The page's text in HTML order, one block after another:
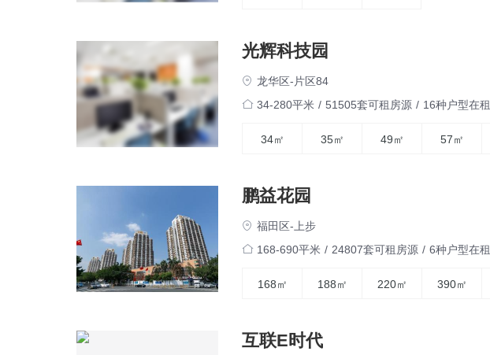
光辉科技园
龙华区-片区84
34-280平米 / 51505套可租房源 / 16种户型在租
34㎡ 35㎡ 49㎡ 57㎡
鹏益花园
福田区-上步
168-690平米 / 24807套可租房源 / 6种户型在租
168㎡ 188㎡ 220㎡ 390㎡
互联E时代